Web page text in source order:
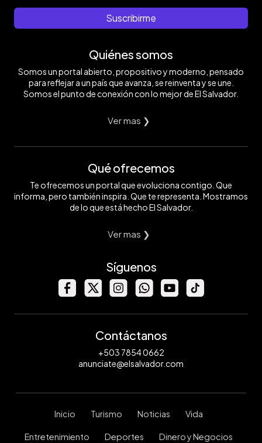
Suscribirme
Quiénes somos
Somos un portal abierto, propositivo y moderno, pensado
para reflejar a un país que avanza, se reinventa y se une.
Somos el punto de conexión con lo mejor de El Salvador.
Ver mas ❯
Qué ofrecemos
Te ofrecemos un portal que evoluciona contigo. Que
informa, pero también inspira. Que te representa. Mostramos
de lo que está hecho El Salvador.
Ver mas ❯
Síguenos
Contáctanos
+503 7854 0662
anunciate@elsalvador.com
Inicio Turismo Noticias Vida
Entretenimiento Deportes Dinero y Negocios